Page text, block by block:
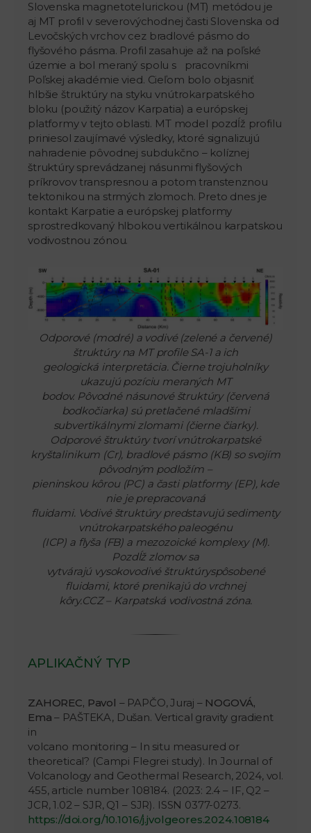
Slovenska magnetotelurickou (MT) metódou je
aj MT profil v severovýchodnej časti Slovenska od
Levočských vrchov cez bradlové pásmo do
flyšového pásma. Profil zasahuje až na poľské
územie a bol meraný spolu s pracovníkmi
Poľskej akadémie vied. Cieľom bolo objasniť
hlbšie štruktúry na styku vnútrokarpatského
bloku (použitý názov Karpatia) a európskej
platformy v tejto oblasti. MT model pozdĺž profilu
priniesol zaujímavé výsledky, ktoré signalizujú
nahradenie pôvodnej subdukčno – kolíznej
štruktúry sprevádzanej násunmi flyšových
príkrovov transpresnou a potom transtenznou
tektonikou na strmých zlomoch. Preto dnes je
kontakt Karpatie a európskej platformy
sprostredkovaný hlbokou vertikálnou karpatskou
vodivostnou zónou.
Odporové (modré) a vodivé (zelené a červené)
štruktúry na MT profile SA-1 a ich
geologická interpretácia. Čierne trojuholníky
ukazujú pozíciu meraných MT
bodov. Pôvodné násunové štruktúry (červená
bodkočiarka) sú pretlačené mladšími
subvertikálnymi zlomami (čierne čiarky).
Odporové štruktúry tvorí vnútrokarpatské
kryštalinikum (Cr), bradlové pásmo (KB) so svojím
pôvodným podložím –
pieninskou kôrou (PC) a časti platformy (EP), kde
nie je prepracovaná
fluidami. Vodivé štruktúry predstavujú sedimenty
vnútrokarpatského paleogénu
(ICP) a flyša (FB) a mezozoické komplexy (M).
Pozdĺž zlomov sa
vytvárajú vysokovodivé štruktúryspôsobené
fluidami, ktoré prenikajú do vrchnej
kôry.CCZ – Karpatská vodivostná zóna.
APLIKAČNÝ TYP
ZAHOREC, Pavol – PAPČO, Juraj – NOGOVÁ,
Ema – PAŠTEKA, Dušan. Vertical gravity gradient
in
volcano monitoring – In situ measured or
theoretical? (Campi Flegrei study). In Journal of
Volcanology and Geothermal Research, 2024, vol.
455, article number 108184. (2023: 2.4 – IF, Q2 –
JCR, 1.02 – SJR, Q1 – SJR). ISSN 0377-0273.
https://doi.org/10.1016/j.jvolgeores.2024.108184